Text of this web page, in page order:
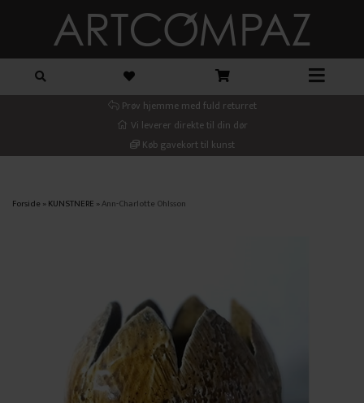
Prøv hjemme med fuld returret
Vi leverer direkte til din dør
Køb gavekort til kunst
Forside »KUNSTNERE »Ann-Charlotte Ohlsson